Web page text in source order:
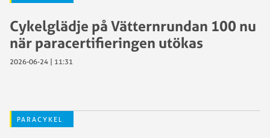
Cykelglädje på Vätternrundan 100 nu
när paracertifieringen utökas
2026-06-24 | 11:31
PARACYKEL